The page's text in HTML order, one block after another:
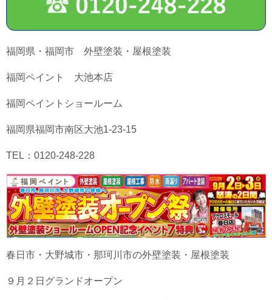
福岡県・福岡市 外壁塗装・屋根塗装
福岡ペイント 大池本店
福岡ペイントショールーム
福岡県福岡市南区大池1-23-15
TEL：0120-248-228
春日市・大野城市・那珂川市の外壁塗装・屋根塗装
９月２日グランドオープン